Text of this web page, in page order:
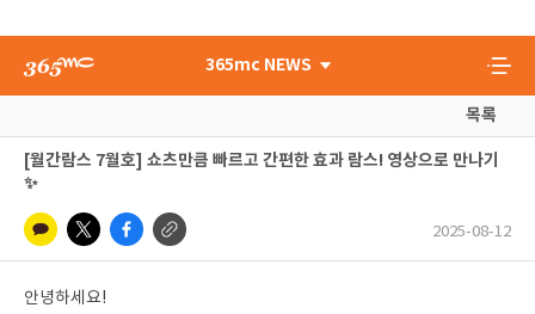
365mc NEWS
목록
[월간람스 7월호] 쇼츠만큼 빠르고 간편한 효과 람스! 영상으로 만나기
✨
2025-08-12
안녕하세요!